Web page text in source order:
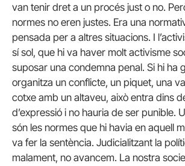
van tenir dret a un procés just o no.
normes no eren justes. Era una
pensada per a altres situacions. I
sí sol, que hi va haver molt activisme
suposar una condemna penal. Si hi ha
organitza un conflicte, un piquet, una
cotxe amb un altaveu, això entra dins
d’expressió i no hauria de ser punible.
són les normes que hi havia en aquell
va fer la sentència. Judicialitzant la
malament, no avancem. La nostra